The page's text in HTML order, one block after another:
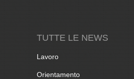
TUTTE LE NEWS
Lavoro
Orientamento